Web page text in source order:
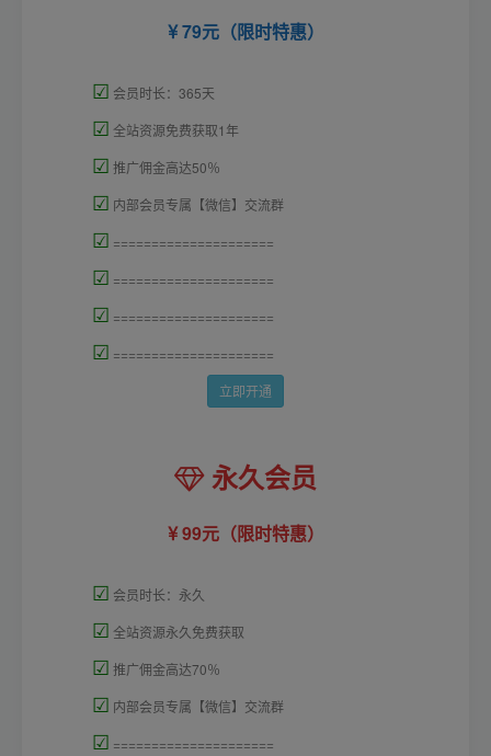
79元（限时特惠）
☑ 会员时长：365天
☑ 全站资源免费获取1年
☑ 推广佣金高达50％
☑ 内部会员专属【微信】交流群
☑ =====================
☑ =====================
☑ =====================
☑ =====================
立即开通
永久会员
99元（限时特惠）
☑ 会员时长：永久
☑ 全站资源永久免费获取
☑ 推广佣金高达70％
☑ 内部会员专属【微信】交流群
☑ =====================